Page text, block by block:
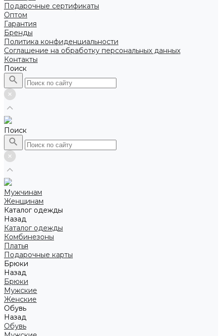
Подарочные сертификаты
Оптом
Гарантия
Бренды
Политика конфиденциальности
Соглашение на обработку персональных данных
Контакты
Поиск
Поиск
Мужчинам
Женщинам
Каталог одежды
Назад
Каталог одежды
Комбинезоны
Платья
Подарочные карты
Брюки
Назад
Брюки
Мужские
Женские
Обувь
Назад
Обувь